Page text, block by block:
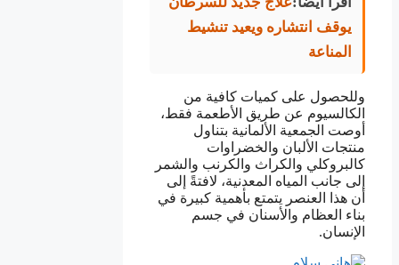
يوقف انتشاره ويعيد تنشيط
المناعة
وللحصول على كميات كافية من
الكالسيوم عن طريق الأطعمة فقط،
أوصت الجمعية الألمانية بتناول
منتجات الألبان والخضراوات
كالبروكلي والكراث والكرنب والشمر
إلى جانب المياه المعدنية، لافتةً إلى
أن هذا العنصر يتمتع بأهمية كبيرة في
بناء العظام والأسنان في جسم
الإنسان.